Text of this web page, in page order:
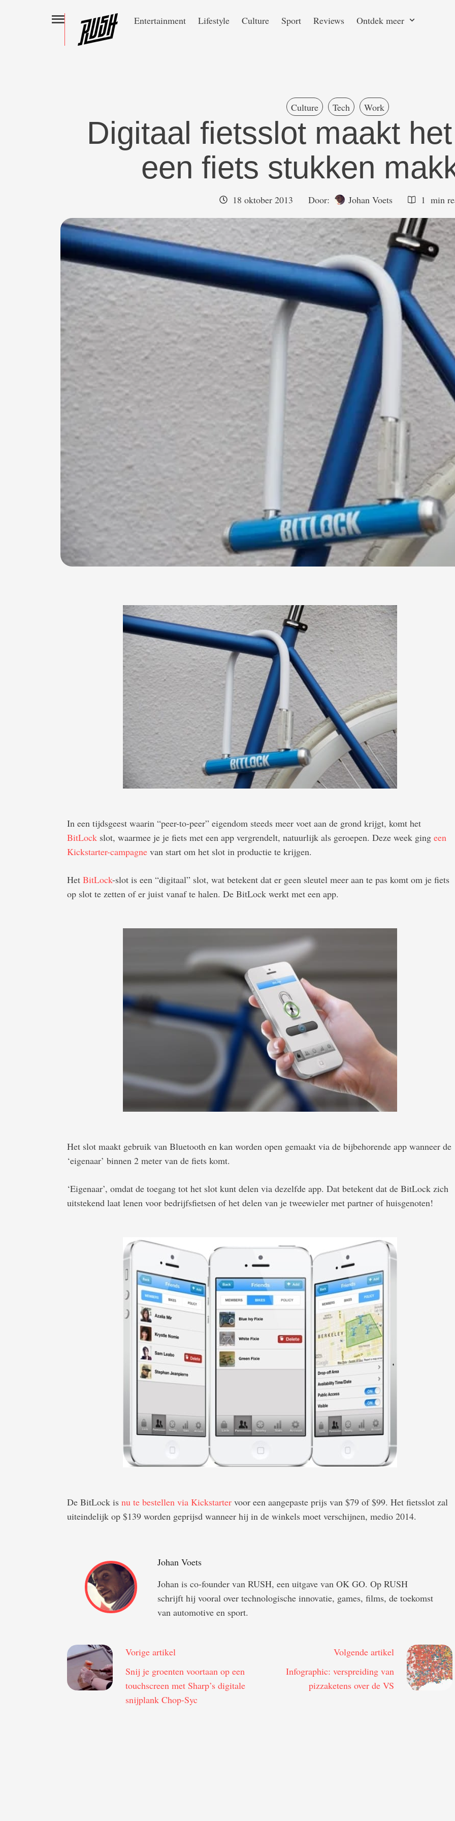
Entertainment Lifestyle Culture Sport Reviews Ontdek meer
Culture Tech Work
Digitaal fietsslot maakt
een fiets stukken
18 oktober 2013 Door: Johan Voets 1 min
In een tijdsgeest waarin “peer-to-peer” eigendom steeds meer voet aan de grond krijgt, komt het
BitLock slot, waarmee je je fiets met een app vergrendelt, natuurlijk als geroepen. Deze week ging een
Kickstarter-campagne van start om het slot in productie te krijgen.
Het BitLock-slot is een “digitaal” slot, wat betekent dat er geen sleutel meer aan te pas komt om je fiets
op slot te zetten of er juist vanaf te halen. De BitLock werkt met een app.
Het slot maakt gebruik van Bluetooth en kan worden open gemaakt via de bijbehorende app wanneer de
‘eigenaar’ binnen 2 meter van de fiets komt.
‘Eigenaar’, omdat de toegang tot het slot kunt delen via dezelfde app. Dat betekent dat de BitLock zich
uitstekend laat lenen voor bedrijfsfietsen of het delen van je tweewieler met partner of huisgenoten!
De BitLock is nu te bestellen via Kickstarter voor een aangepaste prijs van $79 of $99. Het fietsslot zal
uiteindelijk op $139 worden geprijsd wanneer hij in de winkels moet verschijnen, medio 2014.
Johan Voets
Johan is co-founder van RUSH, een uitgave van OK GO. Op RUSH
schrijft hij vooral over technologische innovatie, games, films, de toekomst
van automotive en sport.
Vorige artikel
Snij je groenten voortaan op een
touchscreen met Sharp’s digitale
snijplank Chop-Syc
Volgende artikel
Infographic: verspreiding van
pizzaketens over de VS